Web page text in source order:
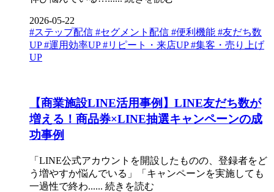
2026-05-22
#ステップ配信 #セグメント配信 #便利機能 #友だち数
UP#運用効率UP#リピート・来店UP#集客・売り上げ
UP
【商業施設LINE活用事例】LINE友だち数が
増える！商品券×LINE抽選キャンペーンの成
功事例
「LINE公式アカウントを開設したものの、登録者をど
う増やすか悩んでいる」「キャンペーンを実施しても
一過性で終わ...... 続きを読む